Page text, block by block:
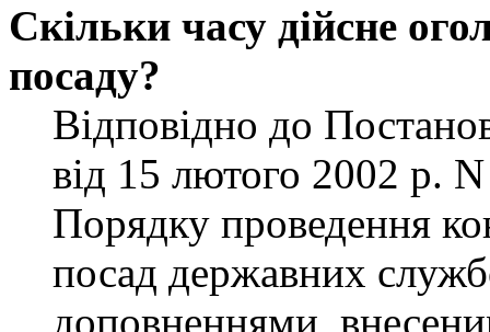
Скільки часу дійсне
посаду?
Відповідно до
від 15 лютого 2002 р.
Порядку проведення
посад державних
доповненнями,